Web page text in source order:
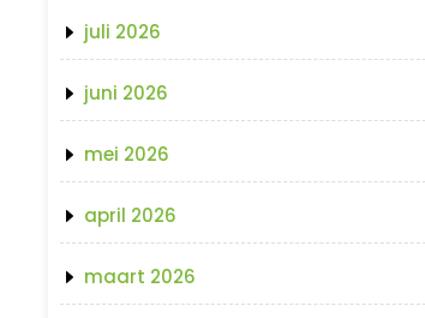
juli 2026
juni 2026
mei 2026
april 2026
maart 2026